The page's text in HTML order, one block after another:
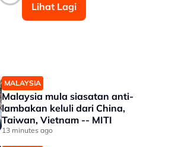
Lihat Lagi
MALAYSIA
Malaysia mula siasatan anti-
lambakan keluli dari China,
Taiwan, Vietnam -- MITI
13 minutes ago